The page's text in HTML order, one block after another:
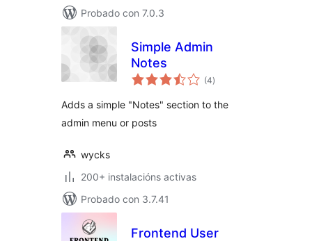
Probado con 7.0.3
Simple Admin
Notes
(4valoracións
totais
)
Adds a simple "Notes" section to the
admin menu or posts
wycks
200+ instalacións activas
Probado con 3.7.41
Frontend User